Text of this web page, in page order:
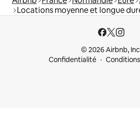
Locations moyenne et longue
© 2026 Airbnb,
Confidentialité